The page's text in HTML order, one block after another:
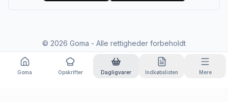
© 2026 Goma - Alle rettigheder forbeholdt
Goma Opskrifter Dagligvarer Indkøbslisten Mere